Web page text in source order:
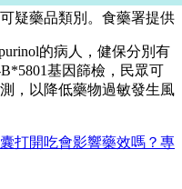
疑藥品類別。食藥署提供
的病人，健保分別有
基因篩檢，民眾可
，以降低藥物過敏發生風
打開吃會影響藥效嗎？專